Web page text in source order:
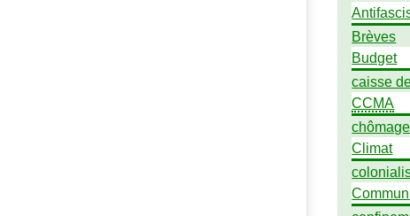
Brèves
Budget
caisse
CCMA
chômage
Climat